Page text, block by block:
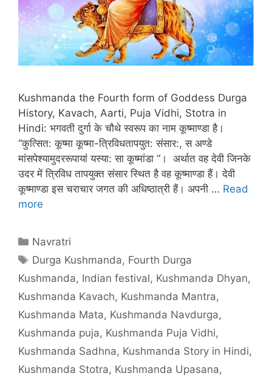
Kushmanda the Fourth form of Goddess Durga
History, Kavach, Aarti, Puja Vidhi, Stotra in
Hindi: भगवती दुर्गा के चौथे स्वरूप का नाम कूष्माण्डा है।
“कुत्सित: कूष्मा कूष्मा-त्रिविधतापयुत: संसार:, स अण्डे
मांसपेश्यामुदररूपायां यस्या: सा कूष्मांडा “। अर्थात वह देवी जिनके
उदर में त्रिविध तापयुक्त संसार स्थित है वह कूष्माण्डा हैं। देवी
कूष्माण्डा इस चराचार जगत की अधिष्ठात्री हैं। अपनी … Read
more
Categories
Navratri
Tags
Durga Kushmanda, Fourth Durga
Kushmanda, Indian festival, Kushmanda Dhyan,
Kushmanda Kavach, Kushmanda Mantra,
Kushmanda Mata, Kushmanda Navdurga,
Kushmanda puja, Kushmanda Puja Vidhi,
Kushmanda Sadhna, Kushmanda Story in Hindi,
Kushmanda Stotra, Kushmanda Upasana,